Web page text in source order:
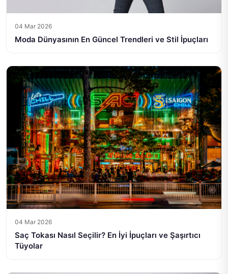
04 Mar 2026
Moda Dünyasının En Güncel Trendleri ve Stil İpuçları
04 Mar 2026
Saç Tokası Nasıl Seçilir? En İyi İpuçları ve Şaşırtıcı
Tüyolar